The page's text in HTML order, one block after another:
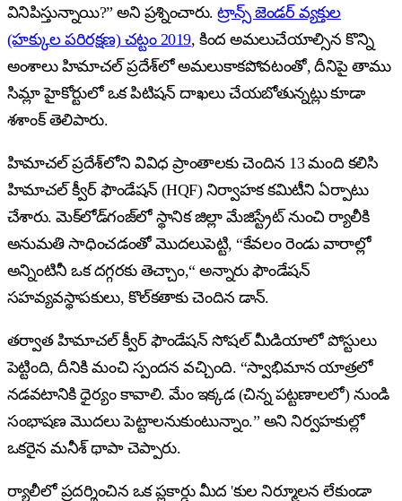
వినిపిస్తున్నాయి?” అని ప్రశ్నించారు.ట్రాన్స్ జెండర్ వ్యక్తుల
(హక్కుల పరిరక్షణ) చట్టం 2019, కింద అమలుచేయాల్సిన కొన్ని
అంశాలు హిమాచల్ ప్రదేశ్‌లో అమలుకాకపోవటంతో, దీనిపై తాము
సిమ్లా హైకోర్టులో ఒక పిటిషన్ దాఖలు చేయబోతున్నట్లు కూడా
శశాంక్ తెలిపారు.
హిమాచల్ ప్రదేశ్‌లోని వివిధ ప్రాంతాలకు చెందిన 13 మంది కలిసి
హిమాచల్ క్వీర్ ఫౌండేషన్ (HQF) నిర్వాహక కమిటీని ఏర్పాటు
చేశారు. మెక్‌లోడ్‌గంజ్‌లో స్థానిక జిల్లా మేజిస్ట్రేట్ నుంచి ర్యాలీకి
అనుమతి సాధించడంతో మొదలుపెట్టి, “కేవలం రెండు వారాల్లో
అన్నింటినీ ఒక దగ్గరకు తెచ్చాం,“ అన్నారు ఫౌండేషన్
సహవ్యవస్థాపకులు, కొల్‌కతాకు చెందిన డాన్.
తర్వాత హిమాచల్ క్వీర్ ఫౌండేషన్ సోషల్ మీడియాలో పోస్టులు
పెట్టింది, దీనికి మంచి స్పందన వచ్చింది. “స్వాభిమాన యాత్రలో
నడవటానికి ధైర్యం కావాలి. మేం ఇక్కడ (చిన్న పట్టణాలలో) నుండి
సంభాషణ మొదలు పెట్టాలనుకుంటున్నాం.” అని నిర్వహకుల్లో
ఒకరైన మనీశ్ థాపా చెప్పారు.
ర్యాలీలో ప్రదర్శించిన ఒక ప్లకార్డు మీద 'కుల నిర్మూలన లేకుండా